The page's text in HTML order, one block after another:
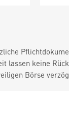
lassen keine
Börse